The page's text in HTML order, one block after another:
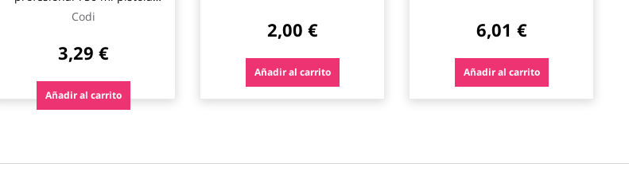
rellenable codi
Codi
3,29 €
Añadir al carrito
2,00 €
Añadir al carrito
6,01 €
Añadir al carrito